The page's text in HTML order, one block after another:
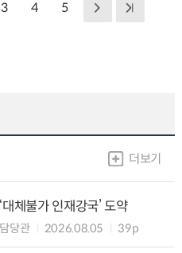
3 4 5
더보기
체불가 인재강국’ 도약
당관 2026.08.05 39p